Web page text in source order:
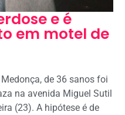
e é
em motel de
de 36 sanos foi
na avenida Miguel Sutil
(23). A hipótese é de